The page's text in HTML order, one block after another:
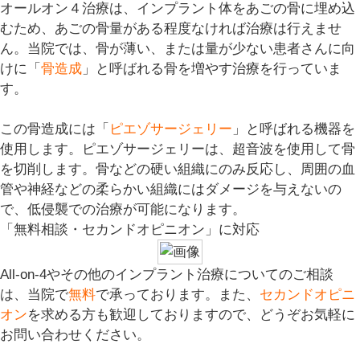
オールオン４治療は、インプラント体をあごの骨に埋め込
むため、あごの骨量がある程度なければ治療は行えませ
ん。当院では、骨が薄い、または量が少ない患者さんに向
けに「 骨造成 」と呼ばれる骨を増やす治療を行っていま
す。
この骨造成には「 ピエゾサージェリー 」と呼ばれる機器を
使用します。ピエゾサージェリーは、超音波を使用して骨
を切削します。骨などの硬い組織にのみ反応し、周囲の血
管や神経などの柔らかい組織にはダメージを与えないの
で、低侵襲での治療が可能になります。
「無料相談・セカンドオピニオン」に対応
All-on-4やその他のインプラント治療についてのご相談
は、当院で無料で承っております。また 、 セカンドオピニ
オンを求める方も歓迎しておりますので、どうぞお気軽に
お問い合わせください。